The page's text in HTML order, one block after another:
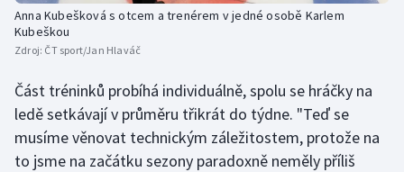
Anna Kubešková s otcem a trenérem v jedné osobě Karlem
Kubeškou
Zdroj: ČT sport/Jan Hlaváč
Část tréninků probíhá individuálně, spolu se hráčky na
ledě setkávají v průměru třikrát do týdne. "Teď se
musíme věnovat technickým záležitostem, protože na
to jsme na začátku sezony paradoxně neměly příliš